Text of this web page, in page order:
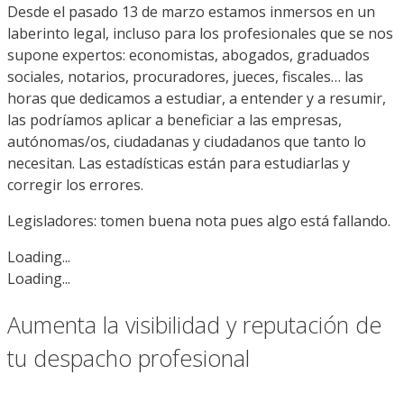
Desde el pasado 13 de marzo estamos inmersos en un
laberinto legal, incluso para los profesionales que se nos
supone expertos: economistas, abogados, graduados
sociales, notarios, procuradores, jueces, fiscales… las
horas que dedicamos a estudiar, a entender y a resumir,
las podríamos aplicar a beneficiar a las empresas,
autónomas/os, ciudadanas y ciudadanos que tanto lo
necesitan. Las estadísticas están para estudiarlas y
corregir los errores.
Legisladores: tomen buena nota pues algo está fallando.
Loading...
Loading...
Aumenta la visibilidad y reputación de
tu despacho profesional